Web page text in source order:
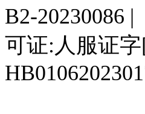
B2-20230086 |
可证:人服证字